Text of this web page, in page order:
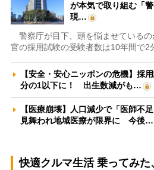
が本気で取り組む「
現…
警察庁が目下、頭を悩ませている
官の採用試験の受験者数は10年間で2
【安全・安心ニッポンの危機】採
分の1以下に！ 出生数減がも…
【医療崩壊】人口減少で「医師不
見舞われ地域医療が限界に 今後…
快適クルマ生活 乗ってみた